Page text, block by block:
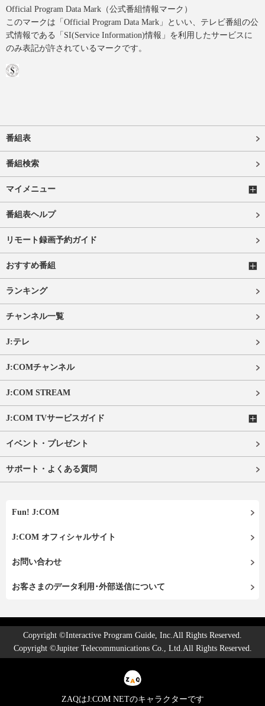
Official Program Data Mark（公式番組情報マーク）
このマークは「Official Program Data Mark」といい、テレビ番組の公
式情報である「SI(Service Information)情報」を利用したサービスに
のみ表記が許されているマークです。
番組表
番組検索
マイメニュー
番組表ヘルプ
リモート録画予約ガイド
おすすめ番組
ランキング
チャンネル一覧
J:テレ
J:COMチャンネル
J:COM STREAM
J:COM TVサービスガイド
イベント・プレゼント
サポート・よくある質問
Fun! J:COM
J:COM オフィシャルサイト
お問い合わせ
お客さまのデータ利用･外部送信について
Copyright ©Interactive Program Guide, Inc.All Rights Reserved.
Copyright ©Jupiter Telecommunications Co., Ltd.All Rights Reserved.
ZAQはJ:COM NETのキャラクターです